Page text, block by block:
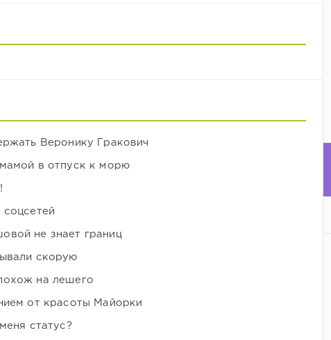
Веронику Гракович
в отпуск к морю
не знает границ
скорую
на лешего
от красоты Майорки
статус?